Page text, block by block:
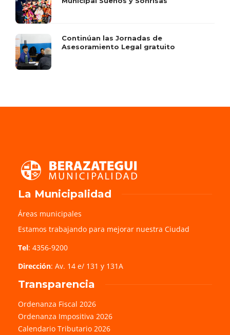
Continúan las Jornadas de
Asesoramiento Legal gratuito
La Municipalidad
Áreas municipales
Estamos trabajando para mejorar nuestra Ciudad
Tel: 4356-9200
Dirección: Av. 14 e/ 131 y 131A
Transparencia
Ordenanza Fiscal 2026
Ordenanza Impositiva 2026
Calendario Tributario 2026